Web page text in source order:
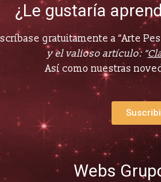
¿Le gustaría
gratuitamente a “Arte
y el valioso artículo: “
Así como nuestras
Webs